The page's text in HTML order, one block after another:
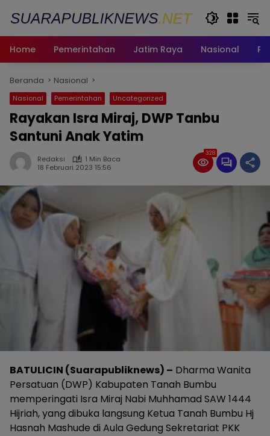
Home
Pemerintahan Jatim Raya Nasional
Beranda Nasional
Nasional Pemerintahan Uncategorized
Rayakan Isra Miraj, DWP Tanbu
Santuni Anak Yatim
Redaksi
1 Min Baca
18 Februari 2023 15:56
328
BATULICIN (Suarapubliknews) – Dharma Wanita
Persatuan (DWP) Kabupaten Tanah Bumbu
memperingati Isra Miraj Nabi Muhhamad SAW 1444
Hijriah, yang dibuka langsung Ketua Tanah Bumbu Hj
Hasnah Mashude di Aula Gedung Sekretariat PKK